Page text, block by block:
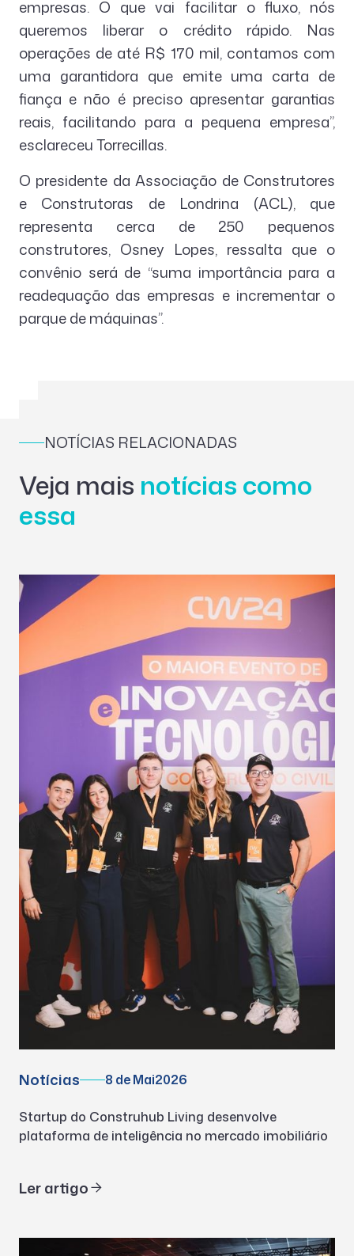
empresas. O que vai facilitar o fluxo, nós
queremos liberar o crédito rápido. Nas
operações de até R$ 170 mil, contamos com
uma garantidora que emite uma carta de
fiança e não é preciso apresentar garantias
reais, facilitando para a pequena empresa”,
esclareceu Torrecillas.
O presidente da Associação de Construtores
e Construtoras de Londrina (ACL), que
representa cerca de 250 pequenos
construtores, Osney Lopes, ressalta que o
convênio será de “suma importância para a
readequação das empresas e incrementar o
parque de máquinas”.
NOTÍCIAS RELACIONADAS
Veja mais notícias como
essa
Notícias 8 de Mai2026
Startup do Construhub Living desenvolve
plataforma de inteligência no mercado imobiliário
Ler artigo